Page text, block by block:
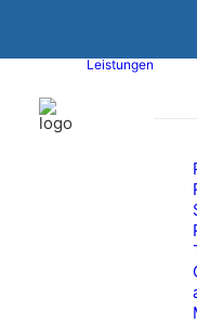
Leistungen